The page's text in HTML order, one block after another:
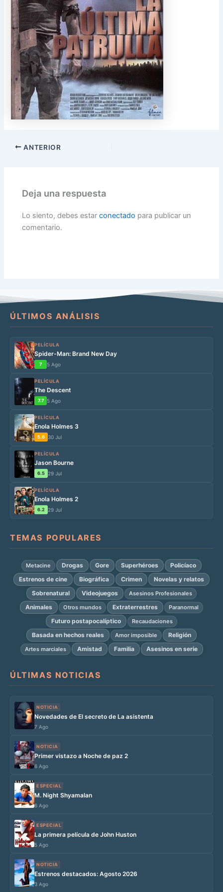
ANTERIOR
Deja una respuesta
Lo siento, debes estarconectado para publicar un
comentario.
ÚLTIMOS ANÁLISIS
PELÍCULA
Spider-Man: Brand New Day
7 5 Ago
PELÍCULA
The Descent
7.7 5 Ago
PELÍCULA
Enola Holmes 3
5.6 30 Jul
PELÍCULA
Jason Bourne
6.5 29 Jul
PELÍCULA
Enola Holmes 2
6.2 29 Jul
TEMAS POPULARES
Metacine Drogas Gore Superhéroes
Policíaco
Estrenos de cine
Biográfica Crimen
Novelas y relatos
Sobrenatural
Videojuegos Asesinos Profesionales
Animales Otros mundos Extraterrestres Paranormal
Futuro postapocalíptico Recaudaciones
Basada en hechos reales Amor imposible Religión
Artes marciales Amistad Familia Asesinos en serie
ÚLTIMAS NOTICIAS
NOTICIA
Novedades de El secreto de La asistenta
7 Ago
NOTICIA
Primer vistazo a Noche de paz 2
6 Ago
ESPECIAL
M. Night Shyamalan
6 Ago
ESPECIAL
La primera película de John Huston
5 Ago
NOTICIA
Estrenos destacados: Agosto 2026
3 Ago